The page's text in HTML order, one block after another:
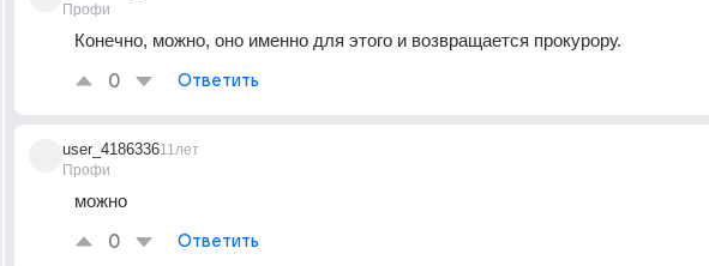
Профи
Конечно, можно, оно именно для этого и возвращается прокурору.
0 Ответить
user_4186336
Профи
11лет
можно
0 Ответить